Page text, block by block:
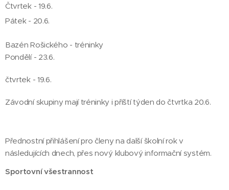
Čtvrtek - 19.6.
Pátek - 20.6.
Bazén Rošického - tréninky
Pondělí - 23.6.
čtvrtek - 19.6.
Závodní skupiny mají tréninky i příští týden do čtvrtka 20.6.
Přednostní přihlášení pro členy na další školní rok v
následujících dnech, přes nový klubový informační systém.
Sportovní všestrannost